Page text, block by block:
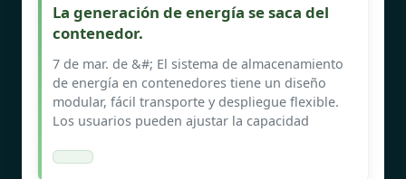
La generación de energía se saca del
contenedor.
7 de mar. de &#; El sistema de almacenamiento
de energía en contenedores tiene un diseño
modular, fácil transporte y despliegue flexible.
Los usuarios pueden ajustar la capacidad